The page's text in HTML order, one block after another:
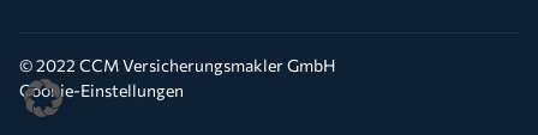
© 2022 CCM Versicherungsmakler GmbH
Cookie-Einstellungen